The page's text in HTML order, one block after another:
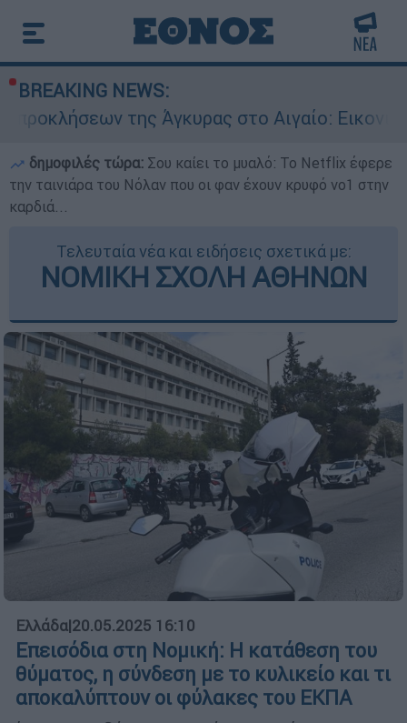
BREAKING NEWS:
Άγκυρας στο Αιγαίο: Εικονική αερομαχία
δημοφιλές τώρα: Σου καίει το μυαλό: Το Netflix έφερε
την ταινιάρα του Νόλαν που οι φαν έχουν κρυφό νο1 στην
καρδιά...
Τελευταία νέα και ειδήσεις σχετικά με:
ΝΟΜΙΚΗ ΣΧΟΛΗ ΑΘΗΝΩΝ
Ελλάδα|20.05.2025 16:10
Επεισόδια στη Νομική: Η κατάθεση του
θύματος, η σύνδεση με το κυλικείο και τι
αποκαλύπτουν οι φύλακες του ΕΚΠΑ